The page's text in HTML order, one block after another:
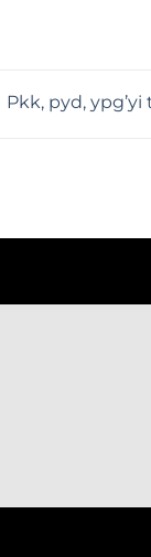
Pkk, pyd,